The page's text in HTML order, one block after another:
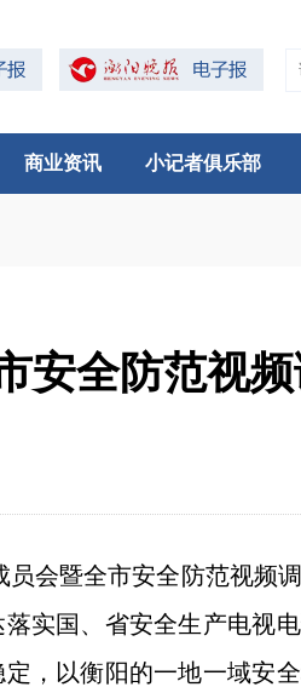
商业资讯 小记者俱乐部
安全防范视
会暨全市安全防范视频
实国、省安全生产电视
，以衡阳的一地一域安